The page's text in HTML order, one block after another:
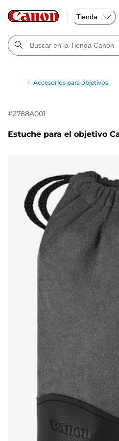
Tienda
Accesorios para objetivos
#2788A001
Estuche para el objetivo